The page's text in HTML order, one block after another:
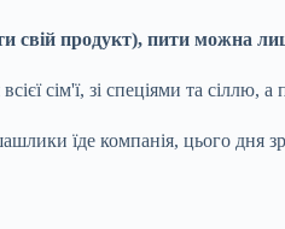
свій продукт), пити можна
сім'ї, зі спеціями та
їде компанія, цього дня